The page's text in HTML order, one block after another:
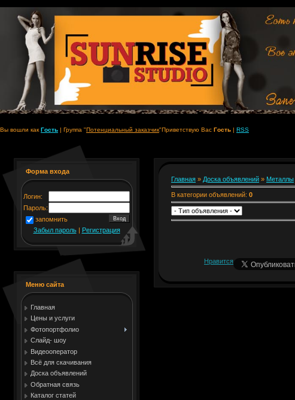
Вы вошли как Гость | Группа "Потенциальный заказчик"Приветствую Вас Гость | RSS
Форма входа
Логин:
Пароль:
запомнить
Забыл пароль| Регистрация
Меню сайта
Главная
Цены и услуги
Фотопортфолио
Слайд- шоу
Видеооператор
Всё для скачивания
Доска объявлений
Обратная связь
Каталог статей
Главная » Доска объявлений » Металлы
В категории объявлений: 0
Нравится